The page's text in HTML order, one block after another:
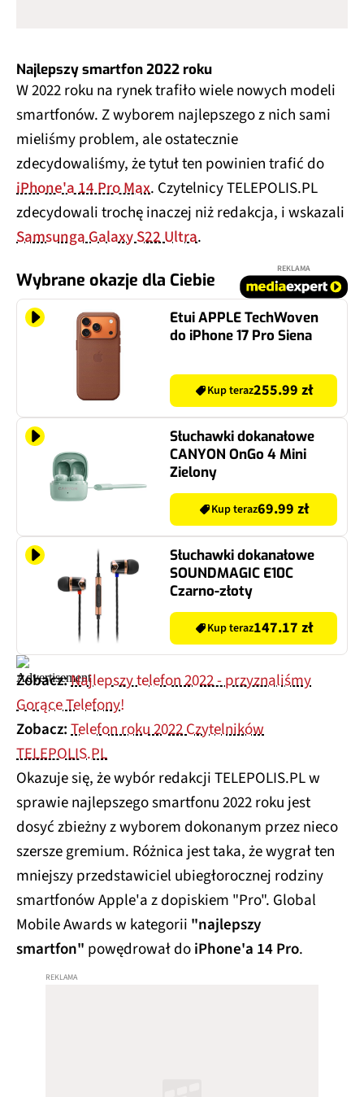
Najlepszy smartfon 2022 roku
W 2022 roku na rynek trafiło wiele nowych modeli
smartfonów. Z wyborem najlepszego z nich sami
mieliśmy problem, ale ostatecznie
zdecydowaliśmy, że tytuł ten powinien trafić do
iPhone'a 14 Pro Max. Czytelnicy TELEPOLIS.PL
zdecydowali trochę inaczej niż redakcja, i wskazali
Samsunga Galaxy S22 Ultra.
Wybrane okazje dla Ciebie
REKLAMA
Etui APPLE TechWoven
do iPhone 17 Pro Siena
Kup teraz255.99 zł
Słuchawki dokanałowe
CANYON OnGo 4 Mini
Zielony
Kup teraz69.99 zł
Słuchawki dokanałowe
SOUNDMAGIC E10C
Czarno-złoty
Kup teraz147.17 zł
Zobacz:Najlepszy telefon 2022 - przyznaliśmy
Gorące Telefony!
Zobacz:Telefon roku 2022 Czytelników
TELEPOLIS.PL
Okazuje się, że wybór redakcji TELEPOLIS.PL w
sprawie najlepszego smartfonu 2022 roku jest
dosyć zbieżny z wyborem dokonanym przez nieco
szersze gremium. Różnica jest taka, że wygrał ten
mniejszy przedstawiciel ubiegłorocznej rodziny
smartfonów Apple'a z dopiskiem "Pro". Global
Mobile Awards w kategorii "najlepszy
smartfon" powędrował doiPhone'a 14 Pro.